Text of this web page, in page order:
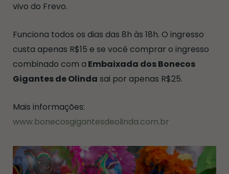
vivo do Frevo.
Funciona todos os dias das 8h às 18h. O ingresso
custa apenas R$15 e se você comprar o ingresso
combinado com a Embaixada dos Bonecos
Gigantes de Olinda sai por apenas R$25.
Mais informações:
www.bonecosgigantesdeolinda.com.br